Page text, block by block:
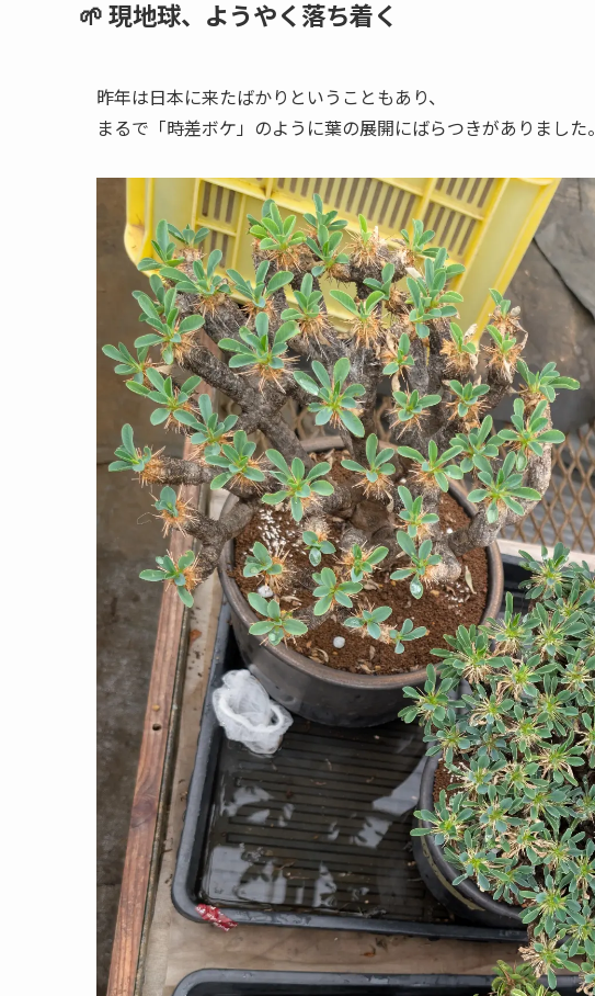
🌱 現地球、ようやく落ち着く
昨年は日本に来たばかりということもあり、
まるで「時差ボケ」のように葉の展開にばらつきがありました。